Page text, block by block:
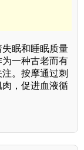
眠和睡眠质量
一种古老而有
。按摩通过刺
，促进血液循